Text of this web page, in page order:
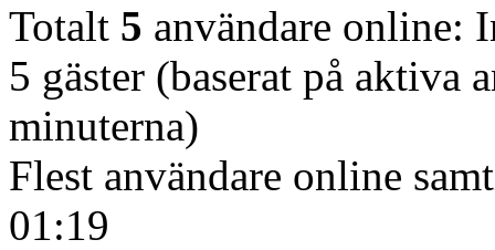
Totalt 5 användare online:
5 gäster (baserat på aktiva
minuterna)
Flest användare online
01:19